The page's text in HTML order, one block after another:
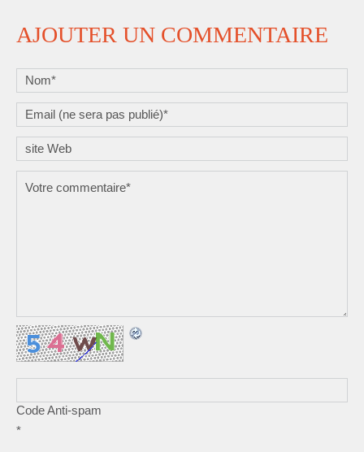
AJOUTER UN COMMENTAIRE
Code Anti-spam
*